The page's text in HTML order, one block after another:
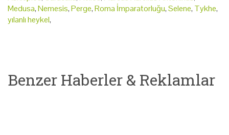
Medusa,Nemesis,Perge,Roma İmparatorluğu,Selene, Tykhe,
yılanlı heykel,
Benzer Haberler & Reklamlar